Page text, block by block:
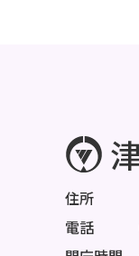
住所
電話